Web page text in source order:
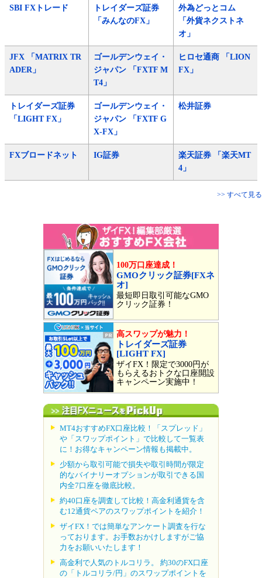
SBI FXトレード
トレイダーズ証券
「みんなのFX」
外為どっとコム
「外貨ネクストネ
オ」
JFX 「MATRIX TR
ADER」
ゴールデンウェイ・
ジャパン 「FXTF M
T4」
ヒロセ通商 「LION
FX」
トレイダーズ証券
「LIGHT FX」
ゴールデンウェイ・
ジャパン 「FXTF G
X-FX」
松井証券
FXブロードネット IG証券
楽天証券 「楽天MT
4」
>> すべて見る
100万口座達成！
GMOクリック証券[FXネ
オ]
最短即日取引可能なGMO
クリック証券！
高スワップが魅力！
トレイダーズ証券
[LIGHT FX]
ザイFX！限定で3000円が
もらえるおトクな口座開設
キャンペーン実施中！
MT4おすすめFX口座比較！「スプレッド」
や「スワップポイント」で比較して一覧表
に！お得なキャンペーン情報も掲載中。
少額から取引可能で損失や取引時間が限定
的なバイナリーオプションが取引できる国
内全7口座を徹底比較。
約40口座を調査して比較！高金利通貨を含
む12通貨ペアのスワップポイントを紹介！
ザイFX！では簡単なアンケート調査を行な
っております。お手数おかけしますがご協
力をお願いいたします！
高金利で人気のトルコリラ。 約30のFX口座
の「トルコリラ/円」のスワップポイントを